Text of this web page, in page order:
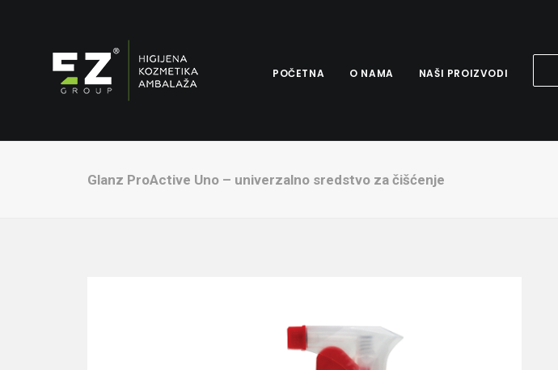
POČETNA O NAMA NAŠI PROIZVODI
Glanz ProActive Uno – univerzalno sredstvo za čišćenje